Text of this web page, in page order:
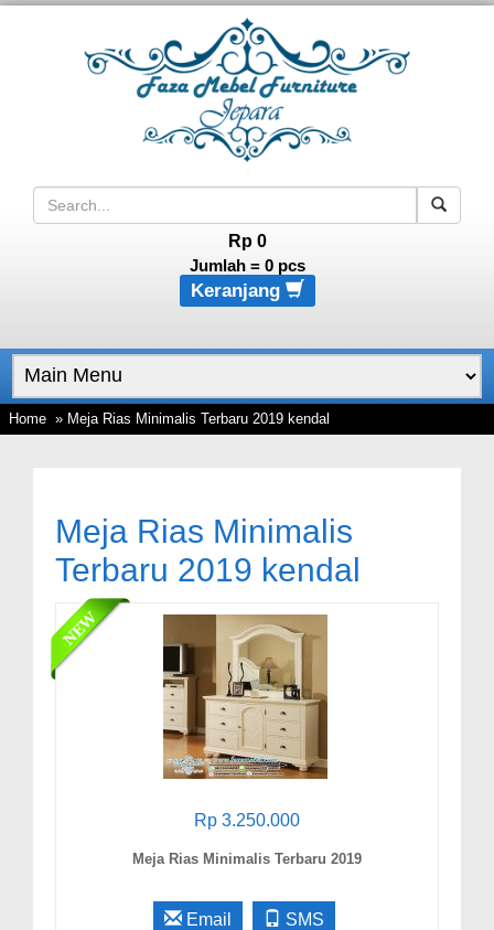
Rp 0
Jumlah = 0pcs
Keranjang
Home » Meja Rias Minimalis Terbaru 2019 kendal
Meja Rias Minimalis
Terbaru 2019 kendal
Rp 3.250.000
Meja Rias Minimalis Terbaru 2019
Email SMS